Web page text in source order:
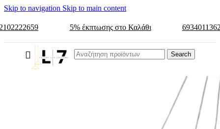
Skip to navigation Skip to main content
5% έκπτωσης στο Καλάθι
Search